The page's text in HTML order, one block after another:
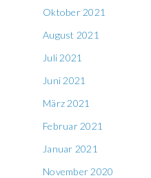
Oktober 2021
August 2021
Juli 2021
Juni 2021
März 2021
Februar 2021
Januar 2021
November 2020